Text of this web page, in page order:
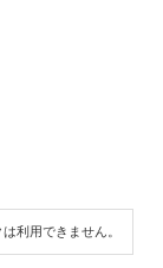
利用できません。